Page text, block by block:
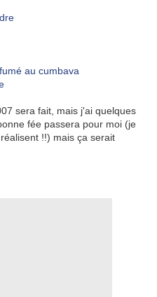
au cumbava
sera fait, mais j'ai quelques
fée passera pour moi (je
!!) mais ça serait